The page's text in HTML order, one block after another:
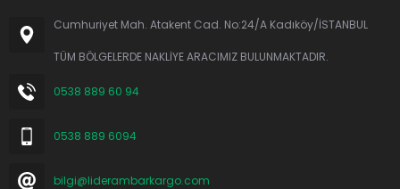
Cumhuriyet Mah. Atakent Cad. No:24/A Kadıköy/İSTANBUL
TÜM BÖLGELERDE NAKLİYE ARACIMIZ BULUNMAKTADIR.
0538 889 60 94
0538 889 6094
bilgi@liderambarkargo.com